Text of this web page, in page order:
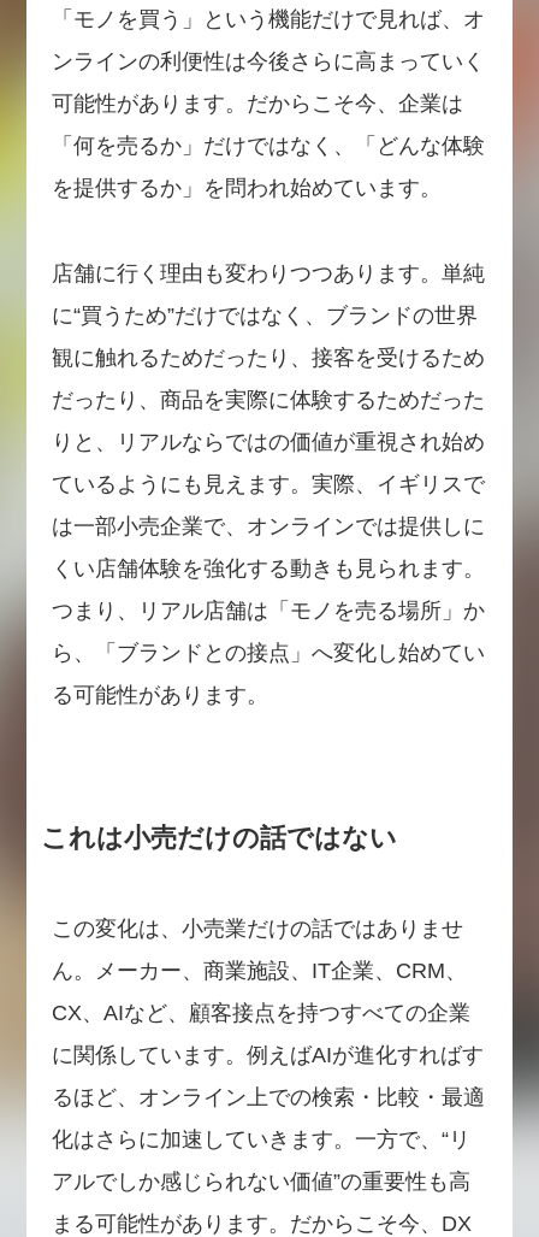
「モノを買う」という機能だけで見れば、オ
ンラインの利便性は今後さらに高まっていく
可能性があります。だからこそ今、企業は
「何を売るか」だけではなく、「どんな体験
を提供するか」を問われ始めています。
店舗に行く理由も変わりつつあります。単純
に“買うため”だけではなく、ブランドの世界
観に触れるためだったり、接客を受けるため
だったり、商品を実際に体験するためだった
りと、リアルならではの価値が重視され始め
ているようにも見えます。実際、イギリスで
は一部小売企業で、オンラインでは提供しに
くい店舗体験を強化する動きも見られます。
つまり、リアル店舗は「モノを売る場所」か
ら、「ブランドとの接点」へ変化し始めてい
る可能性があります。
これは小売だけの話ではない
この変化は、小売業だけの話ではありませ
ん。メーカー、商業施設、IT企業、CRM、
CX、AIなど、顧客接点を持つすべての企業
に関係しています。例えばAIが進化すればす
るほど、オンライン上での検索・比較・最適
化はさらに加速していきます。一方で、“リ
アルでしか感じられない価値”の重要性も高
まる可能性があります。だからこそ今、DX